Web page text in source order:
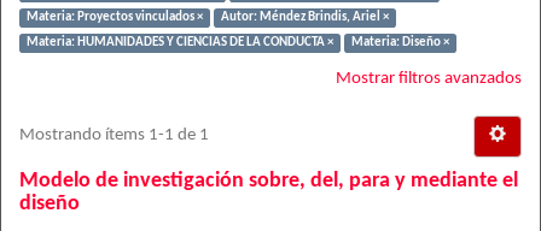
Materia: Proyectos vinculados ×
Autor: Méndez Brindis, Ariel ×
Materia: HUMANIDADES Y CIENCIAS DE LA CONDUCTA ×
Materia: Diseño ×
Mostrar filtros avanzados
Mostrando ítems 1-1 de 1
Modelo de investigación sobre, del, para y mediante el
diseño